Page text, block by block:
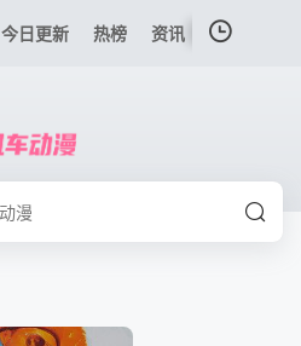
今日更新 热榜 资讯